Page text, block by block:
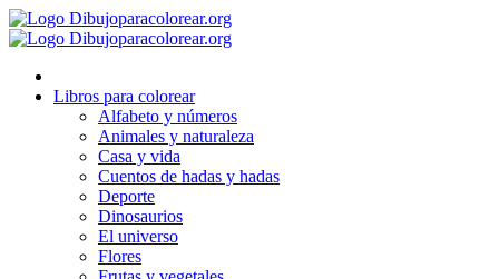
Ir
al
Libros para colorear
Alfabeto y números
Animales y naturaleza
Casa y vida
Cuentos de hadas y hadas
Deporte
Dinosaurios
El universo
Flores